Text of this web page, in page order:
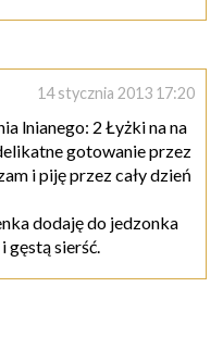
14 stycznia 2013 17:20
lnianego: 2 Łyżki na na
gotowanie przez
i piję przez cały dzień
dodaję do jedzonka
gęstą sierść.